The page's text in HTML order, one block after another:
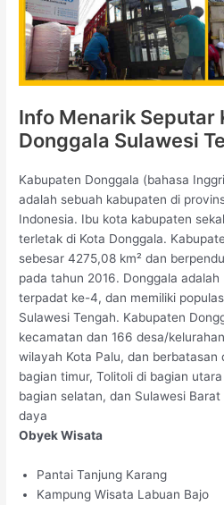
Info Menarik Seputar
Donggala Sulawesi
Kabupaten Donggala (bahasa
adalah sebuah kabupaten di
Indonesia. Ibu kota kabupaten
terletak di Kota Donggala.
sebesar 4275,08 km² dan
pada tahun 2016. Donggala
terpadat ke-4, dan memiliki
Sulawesi Tengah. Kabupaten
kecamatan dan 166 desa/
wilayah Kota Palu, dan berbatasan
bagian timur, Tolitoli di bagian
bagian selatan, dan Sulawesi
daya
Obyek Wisata
Pantai Tanjung Karang
Kampung Wisata Labuan Bajo